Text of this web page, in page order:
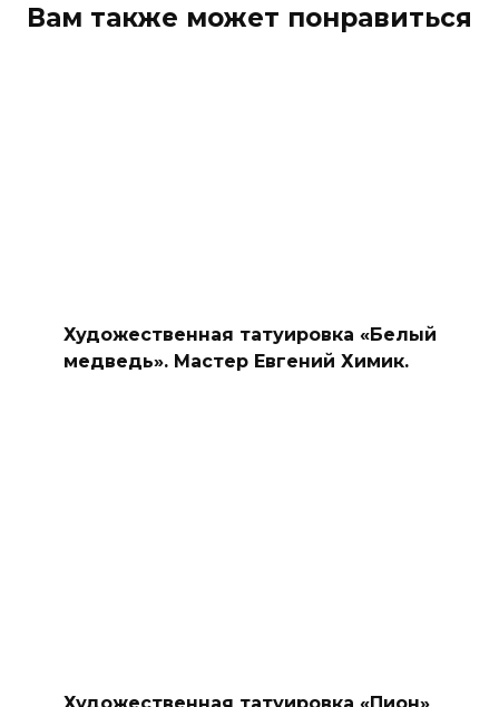
Вам также может понравиться
Художественная татуировка «Белый
медведь». Мастер Евгений Химик.
Художественная татуировка «Пион»